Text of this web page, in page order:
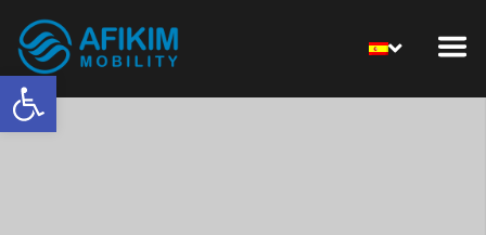
Abrir barra de herramientas